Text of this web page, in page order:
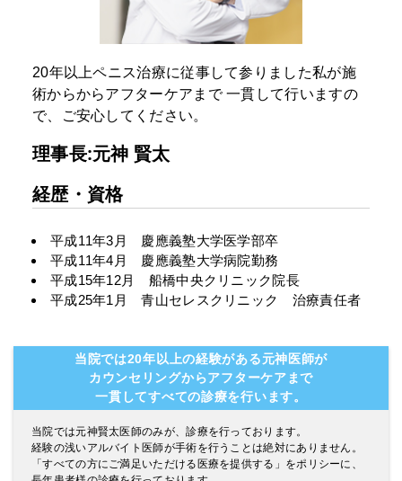
20年以上ペニス治療に従事して参りました私が施
術からからアフターケアまで一貫して行いますの
で、ご安心してください。
理事長:元神 賢太
経歴・資格
平成11年3月 慶應義塾大学医学部卒
平成11年4月 慶應義塾大学病院勤務
平成15年12月 船橋中央クリニック院長
平成25年1月 青山セレスクリニック 治療責任者
当院では20年以上の経験がある元神医師が
カウンセリングからアフターケアまで
一貫してすべての診療を行います。
当院では元神賢太医師のみが、診療を行っております。
経験の浅いアルバイト医師が手術を行うことは絶対にありません。
「すべての方にご満足いただける医療を提供する」をポリシーに、